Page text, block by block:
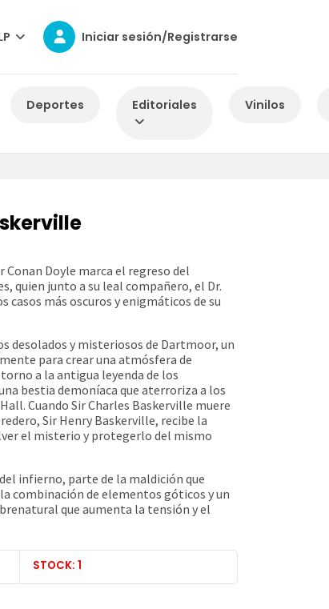
Iniciar sesión/Registrarse
Deportes Editoriales Vinilos
Conan Doyle marca el regreso del
quien junto a su leal compañero, el Dr.
casos más oscuros y enigmáticos de su
desolados y misteriosos de Dartmoor, un
para crear una atmósfera de
a la antigua leyenda de los
bestia demoníaca que aterroriza a los
Cuando Sir Charles Baskerville muere
Sir Henry Baskerville, recibe la
el misterio y protegerlo del mismo
infierno, parte de la maldición que
combinación de elementos góticos y un
que aumenta la tensión y el
STOCK: 1